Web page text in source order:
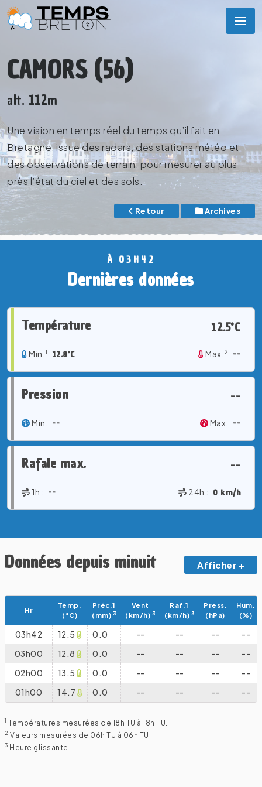
CAMORS (56)
alt. 112m
Une vision en temps réel du temps qu’il fait en
Bretagne, issue des radars, des stations météo et
des observations de terrain, pour mesurer au plus
près l’état du ciel et des sols.
Retour Archives
À 03H42
Dernières données
Température 12.5°C
Min. 1 12.8°C Max. 2 --
Pression --
Min. -- Max. --
Rafale max. --
1h : -- 24h : 0 km/h
Données depuis minuit Afficher +
Hr
Temp.
(°C)
Préc.1
(mm) 3
Vent
(km/h) 3
Raf.1
(km/h) 3
Press.
(hPa)
Hum.
(%)
03h42 12.5 0.0 -- -- --
--
03h00
12.8 0.0 -- -- --
--
02h00
13.5 0.0 -- -- --
--
01h00
14.7 0.0 -- -- -- --
1 Températures mesurées de 18h TU à 18h TU.
2 Valeurs mesurées de 06h TU à 06h TU.
3 Heure glissante.